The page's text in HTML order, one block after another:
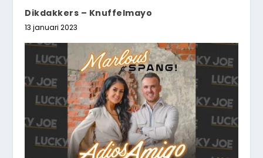
Dikdakkers – Knuffelmayo
13 januari 2023